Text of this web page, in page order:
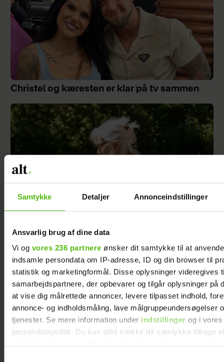
Samtykke Detaljer Annonceindstillinger
Ansvarlig brug af dine data
Vi og vores 236 partnere ønsker dit samtykke til at
indsamle persondata om IP-adresse, ID og din browser til
statistik og marketingformål. Disse oplysninger videregives
samarbejdspartnere, der opbevarer og tilgår oplysninger på
at vise dig målrettede annoncer, levere tilpasset indhold,
annonce- og indholdsmåling, lave målgruppeundersøgelser
tjenester. Se mere information under indstillinger og i vores
persondatapolitik. Du kan altid trække dit samtykke tilbage
Christel og kæresten er klar på tv sammen
Ni kendte kvinder, der har overlevet kræft,
fortæller ærligt om deres forløb – og 3 andre
nye bøger, du bør læse lige nu
Jeg valgte at